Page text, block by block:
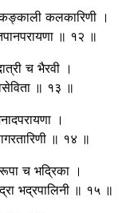
कङ्काली कलकारिणी ।
॥ १२ ॥
च भैरवी ।
॥ १३ ॥
।
॥ १४ ॥
च भद्रिका ।
भद्रपालिनी ॥ १५ ॥